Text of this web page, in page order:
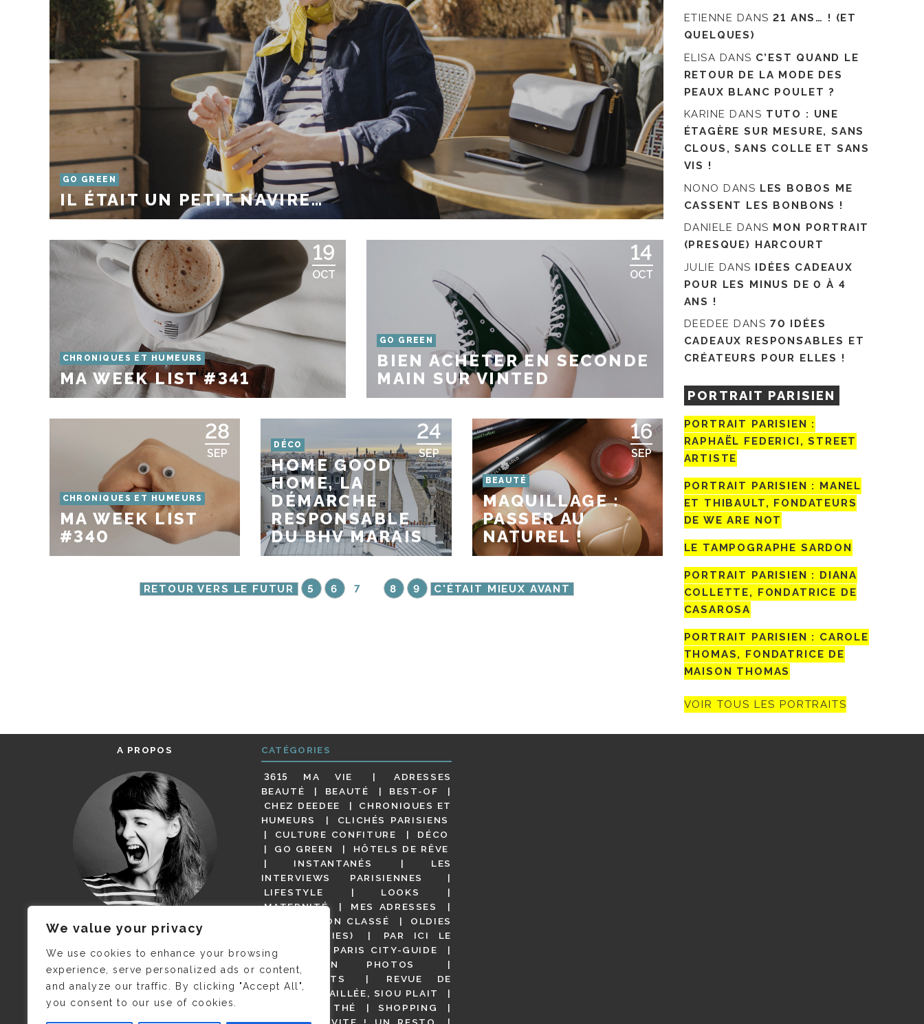
We value your privacy
We use cookies to enhance your browsing
experience, serve personalized ads or content,
and analyze our traffic. By clicking "Accept All",
you consent to our use of cookies.
GO GREEN
IL ÉTAIT UN PETIT NAVIRE…
19
OCT
CHRONIQUES ET HUMEURS
MA WEEK LIST #341
14
OCT
GO GREEN
BIEN ACHETER EN SECONDE
MAIN SUR VINTED
28
SEP
CHRONIQUES ET HUMEURS
MA WEEK LIST
#340
24
SEP
DÉCO
HOME GOOD
HOME, LA
DÉMARCHE
RESPONSABLE
DU BHV MARAIS
16
SEP
BEAUTÉ
MAQUILLAGE :
PASSER AU
NATUREL !
RETOUR VERS LE FUTUR 5 6 7 8 9 C'ÉTAIT MIEUX AVANT
ETIENNE DANS21 ANS… ! (ET
QUELQUES)
ELISA DANS C’EST QUAND LE
RETOUR DE LA MODE DES
PEAUX BLANC POULET ?
KARINE DANS TUTO : UNE
ÉTAGÈRE SUR MESURE, SANS
CLOUS, SANS COLLE ET SANS
VIS !
NONO DANS LES BOBOS ME
CASSENT LES BONBONS !
DANIELE DANS MON PORTRAIT
(PRESQUE) HARCOURT
JULIE DANS IDÉES CADEAUX
POUR LES MINUS DE 0 À 4
ANS !
DEEDEE DANS 70 IDÉES
CADEAUX RESPONSABLES ET
CRÉATEURS POUR ELLES !
PORTRAIT PARISIEN
PORTRAIT PARISIEN :
RAPHAËL FEDERICI, STREET
ARTISTE
PORTRAIT PARISIEN : MANEL
ET THIBAULT, FONDATEURS
DE WE ARE NOT
LE TAMPOGRAPHE SARDON
PORTRAIT PARISIEN : DIANA
COLLETTE, FONDATRICE DE
CASAROSA
PORTRAIT PARISIEN : CAROLE
THOMAS, FONDATRICE DE
MAISON THOMAS
VOIR TOUS LES PORTRAITS
A PROPOS
JE M’APPELLE DELPHINE MAIS
C’EST ©CAMILLE COLLIN QUI A
PRIS CETTE PHOTO !
CATÉGORIES
3615 MA VIE
ADRESSES
BEAUTÉ
BEAUTÉ
BEST-OF
CHEZ DEEDEE
CHRONIQUES ET
HUMEURS
CLICHÉS PARISIENS
CULTURE CONFITURE
DÉCO
GO GREEN
HÔTELS DE RÊVE
INSTANTANÉS
LES
INTERVIEWS PARISIENNES
LIFESTYLE
LOOKS
MATERNITÉ
MES ADRESSES
NON CLASSÉ
OLDIES
(BUT GOODIES)
PAR ICI LE
MAGOT !
PARIS CITY-GUIDE
PARIS EN PHOTOS
RESTAURANTS
REVUE DE
PRESSE DÉTAILLÉE, SIOU PLAIT
SALONS DE THÉ
SHOPPING
VIDÉOS
VITE ! UN RESTO